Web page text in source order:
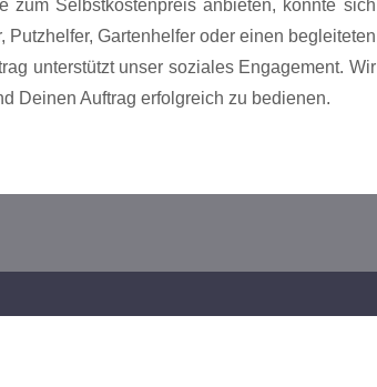
zum Selbstkostenpreis anbieten, könnte sich
Putzhelfer, Gartenhelfer oder einen begleiteten
unterstützt unser soziales Engagement. Wir
Deinen Auftrag erfolgreich zu bedienen.